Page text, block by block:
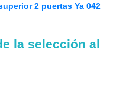
2 puertas Ya 042
la selección al